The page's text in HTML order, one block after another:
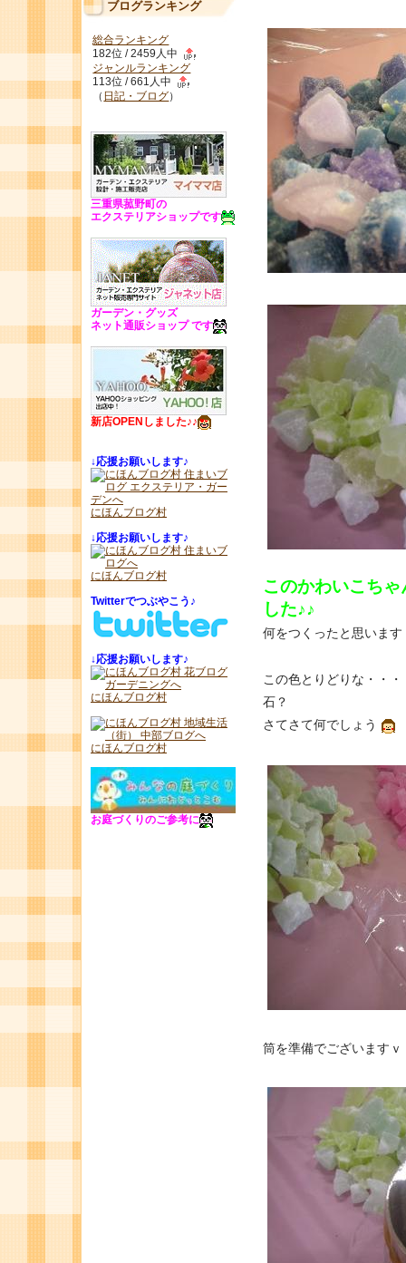
このかわいこち
した♪♪
何をつくったと思います
この色とりどりな・・・
石？
さてさて何でしょう
筒を準備でございます
ブログランキング
総合ランキング
182位 / 2459人中
ジャンルランキング
113位 / 661人中
（ 日記・ブログ）
三重県菰野町の
エクステリアショップです
ガーデン・グッズ
ネット通販ショップ です
新店OPENしました♪♪
↓応援お願いします♪
にほんブログ村
↓応援お願いします♪
にほんブログ村
Twitterでつぶやこう♪
↓応援お願いします♪
にほんブログ村
にほんブログ村
お庭づくりのご参考に